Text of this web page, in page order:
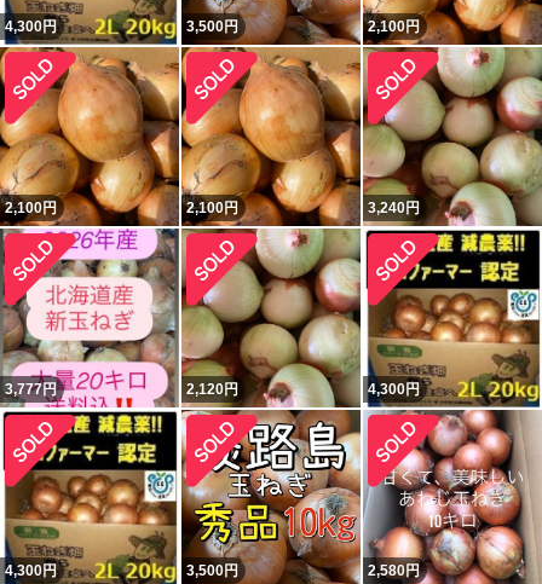
4,300円 3,500円 2,100円
2,100円 2,100円 3,240円
3,777円 2,120円 4,300円
4,300円 3,500円 2,580円